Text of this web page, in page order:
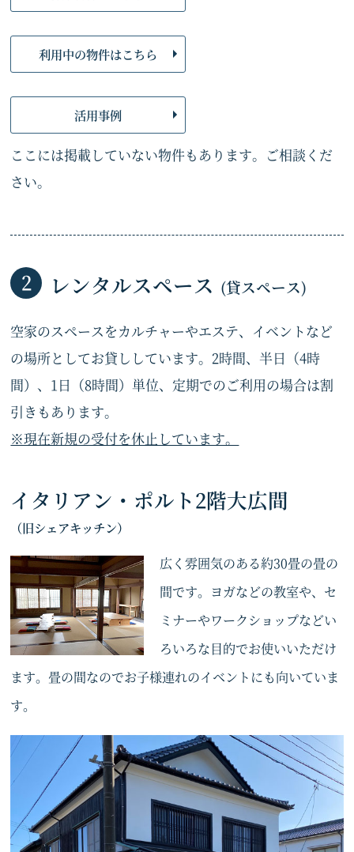
利用中の物件はこちら
活用事例
ここには掲載していない物件もあります。ご相談くだ
さい。
レンタルスペース (貸スペース)
空家のスペースをカルチャーやエステ、イベントなど
の場所としてお貸ししています。2時間、半日（4時
間）、1日（8時間）単位、定期でのご利用の場合は割
引きもあります。
※現在新規の受付を休止しています。
イタリアン・ポルト2階大広間
（旧シェアキッチン）
広く雰囲気のある約30畳の畳の
間です。ヨガなどの教室や、セ
ミナーやワークショップなどい
ろいろな目的でお使いいただけ
ます。畳の間なのでお子様連れのイベントにも向いていま
す。